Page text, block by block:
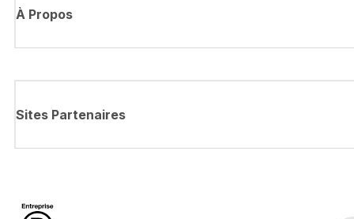
À Propos
Sites Partenaires